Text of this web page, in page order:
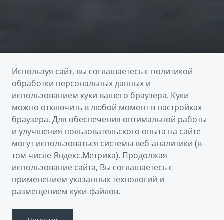
Используя сайт, вы соглашаетесь с политикой
обработки персональных данных и
использованием куки вашего браузера. Куки
можно отключить в любой момент в настройках
браузера. Для обеспечения оптимальной работы
и улучшения пользовательского опыта на сайте
могут использоваться системы веб-аналитики (в
том числе Яндекс.Метрика). Продолжая
использование сайта, Вы соглашаетесь с
применением указанных технологий и
размещением куки-файлов.